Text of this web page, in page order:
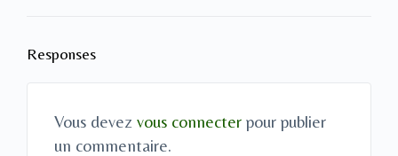
Responses
Vous devez vous connecter pour publier
un commentaire.